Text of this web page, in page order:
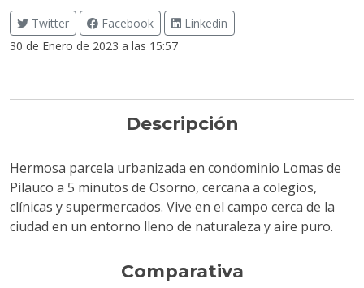
Twitter Facebook
Linkedin
30 de Enero de 2023 a las 15:57
Descripción
Hermosa parcela urbanizada en condominio Lomas de
Pilauco a 5 minutos de Osorno, cercana a colegios,
clínicas y supermercados. Vive en el campo cerca de la
ciudad en un entorno lleno de naturaleza y aire puro.
Comparativa